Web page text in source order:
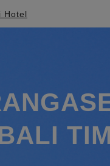
Hotel